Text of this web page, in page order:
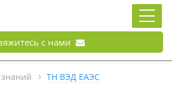
с нами
ТН ВЭД ЕАЭС